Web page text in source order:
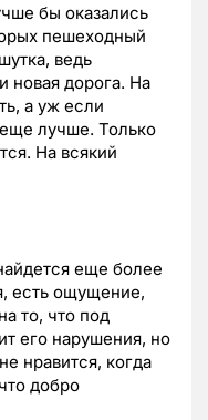
бы оказались
пешеходный
ведь
новая дорога. На
а уж если
еще лучше. Только
На всякий
еще более
есть ощущение,
то, что под
его нарушения, но
нравится, когда
добро